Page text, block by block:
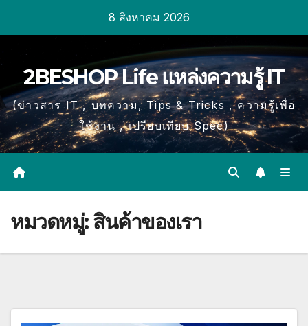
content
8 สิงหาคม 2026
2BESHOP Life แหล่งความรู้ IT
(ข่าวสาร IT , บทความ, Tips & Tricks , ความรู้เพื่อ
ใช้งาน , เปรียบเทียบ Spec)
หมวดหมู่:สินค้าของเรา